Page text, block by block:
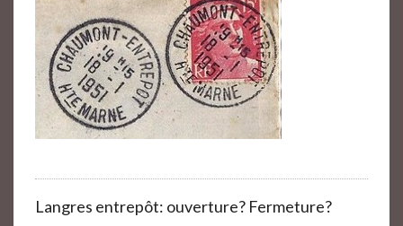
Langres entrepôt: ouverture? Fermeture?